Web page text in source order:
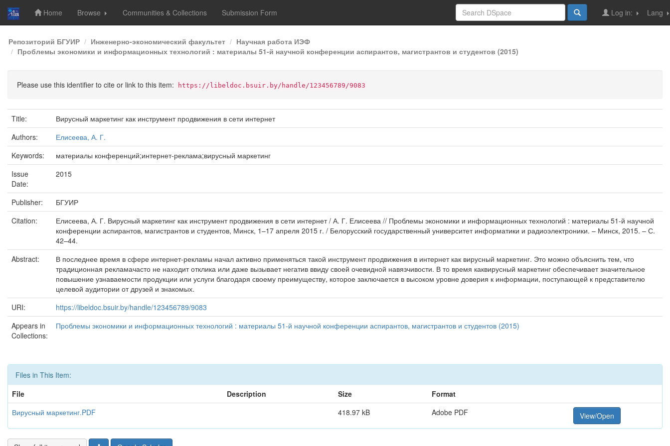
Skip
navigation
Home Browse Communities & Collections Submission Form Lang
Log in:
Репозиторий БГУИР Инженерно-экономический факультет
Научная работа ИЭФ
Проблемы экономики и информационных технологий : материалы 51-й научной конференции аспирантов, магистрантов и студентов (2015)
Please use this identifier to cite or link to this item: https://libeldoc.bsuir.by/handle/123456789/9083
Title:
Вирусный маркетинг как инструмент продвижения в сети интернет
Authors:
Елисеева, А. Г.
Keywords:
материалы конференций;интернет-реклама;вирусный маркетинг
Issue
Date:
2015
Publisher:
БГУИР
Citation:
Елисеева, А. Г. Вирусный маркетинг как инструмент продвижения в сети интернет / А. Г. Елисеева // Проблемы экономики и информационных технологий : материалы 51-й научной
конференции аспирантов, магистрантов и студентов, Минск, 1–17 апреля 2015 г. / Белорусский государственный университет информатики и радиоэлектроники. – Минск, 2015. – С.
42–44.
Abstract:
В последнее время в сфере интернет-рекламы начал активно применяться такой инструмент продвижения в интернет как вирусный маркетинг. Это можно объяснить тем, что
традиционная рекламачасто не находит отклика или даже вызывает негатив ввиду своей очевидной навязчивости. В то время каквирусный маркетинг обеспечивает значительное
повышение узнаваемости продукции или услуги благодаря своему преимуществу, которое заключается в высоком уровне доверия к информации, поступающей к представителю
целевой аудитории от друзей и знакомых.
URI:
https://libeldoc.bsuir.by/handle/123456789/9083
Appears in
Collections:
Проблемы экономики и информационных технологий : материалы 51-й научной конференции аспирантов, магистрантов и студентов (2015)
Files in This Item:
File
Description Size
Format
Вирусный маркетинг.PDF
418.97 kB Adobe PDF View/Open